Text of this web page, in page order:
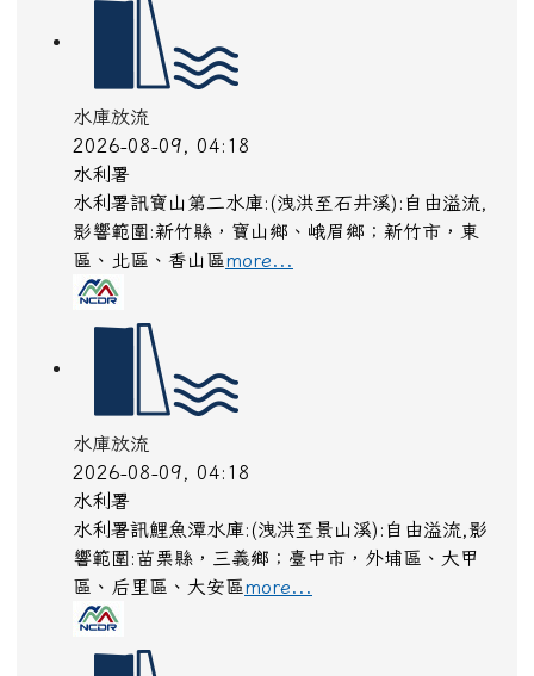
水庫放流
2026-08-09, 04:18
水利署
水利署訊寶山第二水庫:(洩洪至石井溪):自由溢流,
影響範圍:新竹縣，寶山鄉、峨眉鄉；新竹市，東
區、北區、香山區more...
水庫放流
2026-08-09, 04:18
水利署
水利署訊鯉魚潭水庫:(洩洪至景山溪):自由溢流,影
響範圍:苗栗縣，三義鄉；臺中市，外埔區、大甲
區、后里區、大安區more...